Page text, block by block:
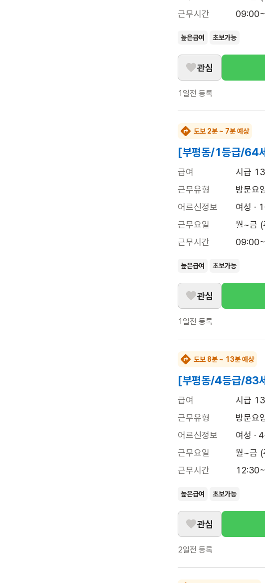
근무시간
높은급여 초보가능
관심
1일전 등록
도보 2분 ~ 7분 예상
[부평동/1등급/64
급여
시급
근무유형
방문요
어르신정보
여성 ·
근무요일
월~금
근무시간
높은급여 초보가능
관심
1일전 등록
도보 8분 ~ 13분 예상
[부평동/4등급/83
급여
시급
근무유형
방문요
어르신정보
여성 ·
근무요일
월~금
근무시간
높은급여 초보가능
관심
2일전 등록